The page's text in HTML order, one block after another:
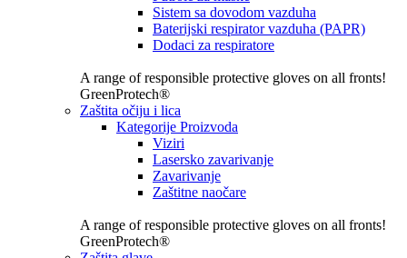
Sistem sa dovodom vazduha
Baterijski respirator vazduha (PAPR)
Dodaci za respiratore
A range of responsible protective gloves on all fronts!
GreenProtech®
Zaštita očiju i lica
Kategorije Proizvoda
Viziri
Lasersko zavarivanje
Zavarivanje
Zaštitne naočare
A range of responsible protective gloves on all fronts!
GreenProtech®